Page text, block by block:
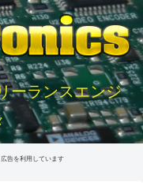
ーランスエンジ
告を利用しています